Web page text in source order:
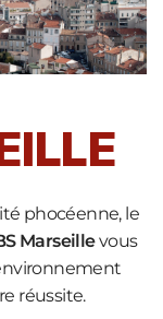
phocéenne, le
Marseillevous
réussite.